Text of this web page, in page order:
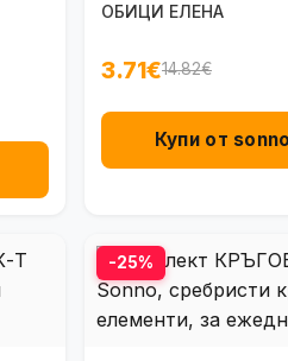
ОБИЦИ ЕЛЕНА
3.71€14.82€
Купи от
-25%